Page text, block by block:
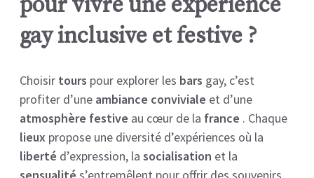
pour vivre une expérience
gay inclusive et festive ?
Choisir tours pour explorer les bars gay, c’est
profiter d’une ambiance conviviale et d’une
atmosphère festive au cœur de la france . Chaque
lieux propose une diversité d’expériences où la
liberté d’expression, la socialisation et la